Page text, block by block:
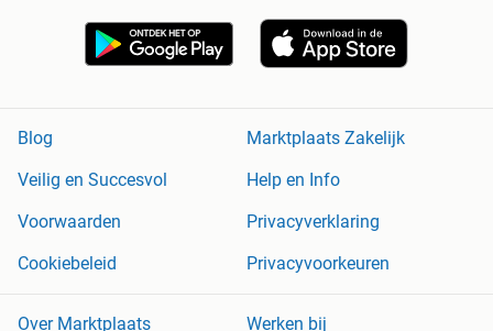
Blog
Marktplaats Zakelijk
Veilig en Succesvol
Help en Info
Voorwaarden
Privacyverklaring
Cookiebeleid
Privacyvoorkeuren
Over Marktplaats
Werken bij